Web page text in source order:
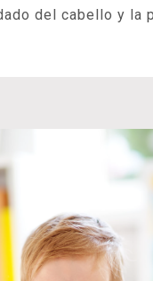
del cabello y la